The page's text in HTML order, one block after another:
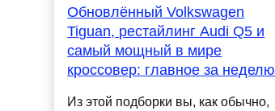
Обновлённый Volkswagen
Tiguan, рестайлинг Audi Q5 и
самый мощный в мире
кроссовер: главное за неделю
Из этой подборки вы, как обычно,